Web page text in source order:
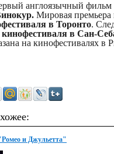
англоязычный фильм
Мировая премьера
в Торонто.
в Сан-
на кинофестивалях в
и Джульетта"